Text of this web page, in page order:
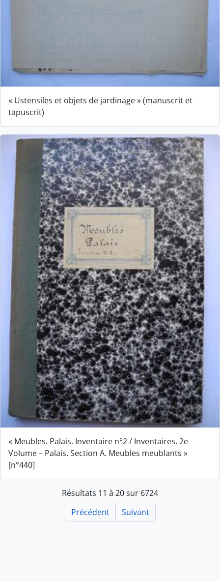
« Ustensiles et objets de jardinage » (manuscrit et
tapuscrit)
« Meubles. Palais. Inventaire n°2 / Inventaires. 2e
Volume – Palais. Section A. Meubles meublants »
[n°440]
Résultats 11 à 20 sur 6724
Précédent
Suivant